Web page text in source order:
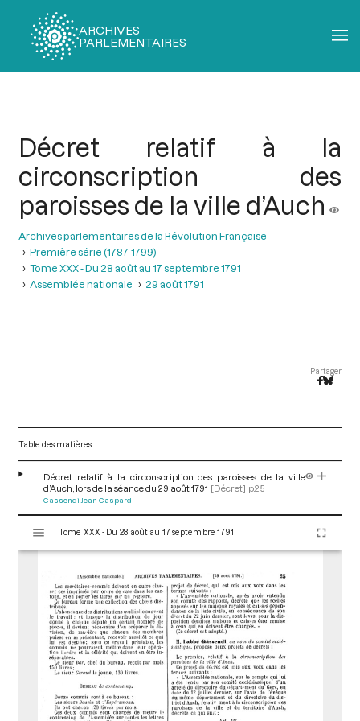
ARCHIVES
PARLEMENTAIRES
Décret relatif à la
circonscription des
paroisses de la ville d’Auch
Archives parlementaires de la Révolution Française
Première série (1787-1799)
Tome XXX - Du 28 août au 17 septembre 1791
Assemblée nationale
29 août 1791
Partager
Table des matières
Décret relatif à la circonscription des paroisses de la ville
d’Auch, lors de la séance du 29 août 1791 [Décret] p.25
Gassendi Jean Gaspard
s
Tome XXX - Du 28 août au 17 septembre 1791